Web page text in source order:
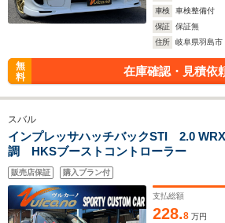
車検
車検整備付
保証
保証無
住所
岐阜県羽島市
無
料
在庫確認・見積依
スバル
インプレッサハッチバックSTI 2.0
調 HKSブーストコントローラー
販売店保証 購入プラン付
支払総額
228.8 万円